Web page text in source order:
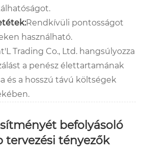
Rendkívüli pontosságot
használható.
Trading Co., Ltd. hangsúlyozza
a penész élettartamának
és a hosszú távú költségek
befolyásoló
tervezési tényezők